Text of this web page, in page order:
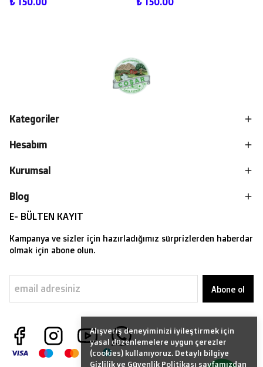
Alışveriş deneyiminizi iyileştirmek için
yasal düzenlemelere uygun çerezler
(cookies) kullanıyoruz. Detaylı bilgiye
Gizlilik ve Güvenlik Politikası sayfamızdan
Kategoriler
Hesabım
Kurumsal
Blog
E- BÜLTEN KAYIT
Kampanya ve sizler için hazırladığımız sürprizlerden haberdar
olmak için abone olun.
Abone ol